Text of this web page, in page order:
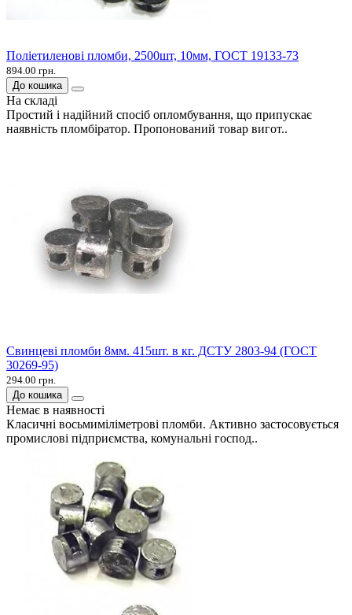
Поліетиленові пломби, 2500шт, 10мм, ГОСТ 19133-73
894.00 грн.
До кошика
На складі
Простий і надійний спосіб опломбування, що припускає
наявність пломбіратор. Пропонований товар вигот..
Свинцеві пломби 8мм. 415шт. в кг. ДСТУ 2803-94 (ГОСТ
30269-95)
294.00 грн.
До кошика
Немає в наявності
Класичні восьмиміліметрові пломби. Активно застосовується
промислові підприємства, комунальні господ..